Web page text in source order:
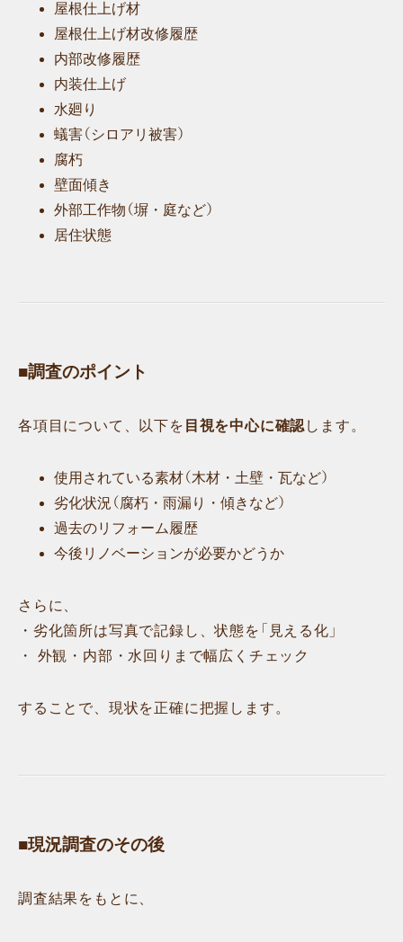
屋根仕上げ材
屋根仕上げ材改修履歴
内部改修履歴
内装仕上げ
水廻り
蟻害（シロアリ被害）
腐朽
壁面傾き
外部工作物（塀・庭など）
居住状態
■調査のポイント
各項目について、以下を 目視を中心に確認 します。
使用されている素材（木材・土壁・瓦など）
劣化状況（腐朽・雨漏り・傾きなど）
過去のリフォーム履歴
今後リノベーションが必要かどうか
さらに、
・劣化箇所は写真で記録し、状態を「見える化」
・ 外観・内部・水回りまで幅広くチェック
することで、現状を正確に把握します。
■現況調査のその後
調査結果をもとに、